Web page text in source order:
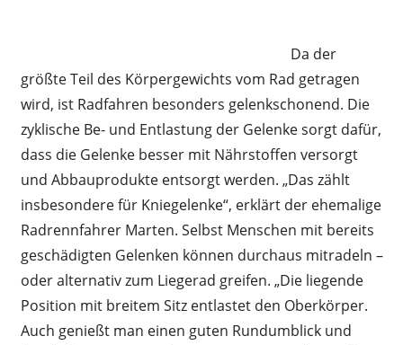
Da der
größte Teil des Körpergewichts vom Rad getragen
wird, ist Radfahren besonders gelenkschonend. Die
zyklische Be- und Entlastung der Gelenke sorgt dafür,
dass die Gelenke besser mit Nährstoffen versorgt
und Abbauprodukte entsorgt werden. „Das zählt
insbesondere für Kniegelenke“, erklärt der ehemalige
Radrennfahrer Marten. Selbst Menschen mit bereits
geschädigten Gelenken können durchaus mitradeln –
oder alternativ zum Liegerad greifen. „Die liegende
Position mit breitem Sitz entlastet den Oberkörper.
Auch genießt man einen guten Rundumblick und